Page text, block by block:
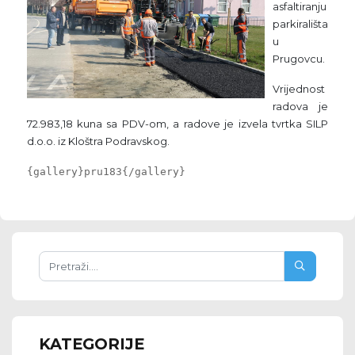
asfaltiranju
parkirališta
u
Prugovcu.
Vrijednost
radova je
72.983,18 kuna sa PDV-om, a radove je izvela tvrtka SILP
d.o.o. iz Kloštra Podravskog.
{gallery}pru183{/gallery}
KATEGORIJE